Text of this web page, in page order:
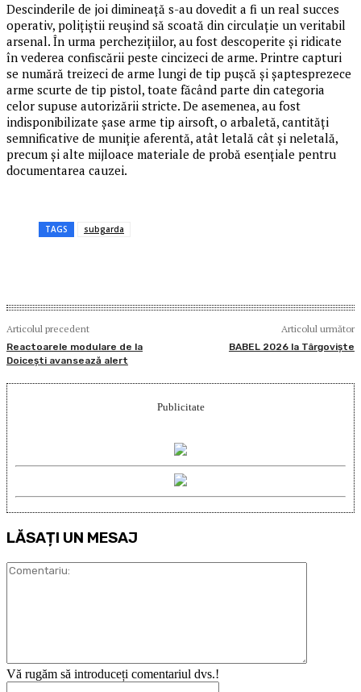
Descinderile de joi dimineață s-au dovedit a fi un real succes
operativ, polițiștii reușind să scoată din circulație un veritabil
arsenal. În urma perchezițiilor, au fost descoperite și ridicate
în vederea confiscării peste cincizeci de arme. Printre capturi
se numără treizeci de arme lungi de tip pușcă și șaptesprezece
arme scurte de tip pistol, toate făcând parte din categoria
celor supuse autorizării stricte. De asemenea, au fost
indisponibilizate șase arme tip airsoft, o arbaletă, cantități
semnificative de muniție aferentă, atât letală cât și neletală,
precum și alte mijloace materiale de probă esențiale pentru
documentarea cauzei.
TAGS subgarda
Articolul precedent
Reactoarele modulare de la
Doicești avansează alert
Articolul următor
BABEL 2026 la Târgoviște
Publicitate
LĂSAȚI UN MESAJ
Vă rugăm să introduceți comentariul dvs.!